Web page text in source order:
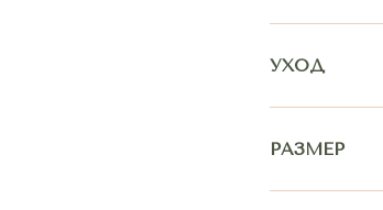
УХОД
РАЗМЕР
КОМПЛЕКТУ МОЖЕТ